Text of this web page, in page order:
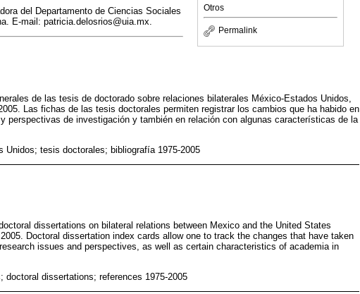
Otros
Permalink
del Departamento de Ciencias Sociales
E-mail: patricia.delosrios@uia.mx.
de las tesis de doctorado sobre relaciones bilaterales México-Estados Unidos,
Las fichas de las tesis doctorales permiten registrar los cambios que ha habido en
perspectivas de investigación y también en relación con algunas características de la
Unidos; tesis doctorales; bibliografía 1975-2005
dissertations on bilateral relations between Mexico and the United States
Doctoral dissertation index cards allow one to track the changes that have taken
issues and perspectives, as well as certain characteristics of academia in
doctoral dissertations; references 1975-2005